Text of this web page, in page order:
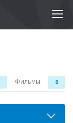
Фильмы 0